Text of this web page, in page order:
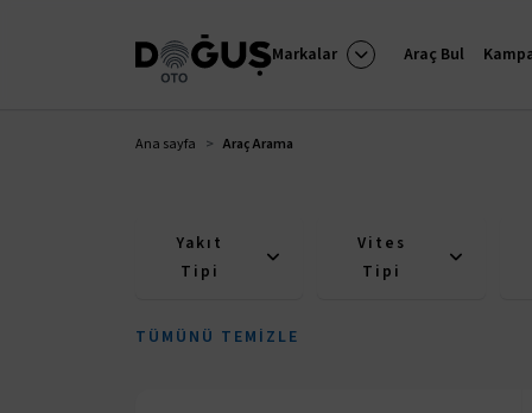
Markalar Araç Bul
Ana sayfa Araç Arama
Yakıt
Tipi
Vites
Tipi
TÜMÜNÜ TEMIZLE